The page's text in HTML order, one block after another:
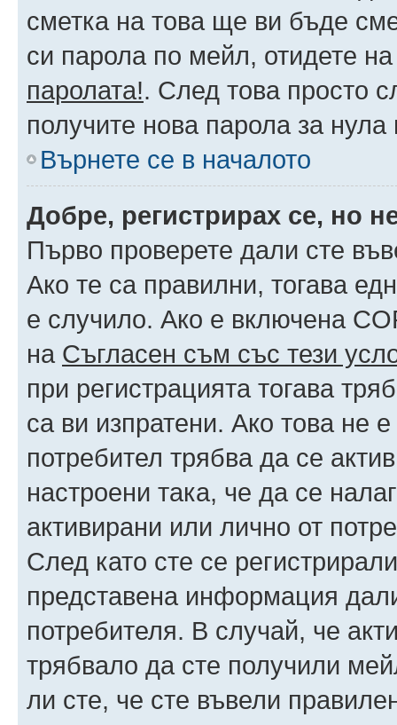
сметка на това ще ви бъде
си парола по мейл, отидете
паролата!. След това просто
получите нова парола за
Върнете се в началото
Добре, регистрирах се, но
Първо проверете дали сте
Ако те са правилни, тогава
е случило. Ако е включена
на Съгласен съм със тези
при регистрацията тогава
са ви изпратени. Ако това не
потребител трябва да се
настроени така, че да се
активирани или лично от
След като сте се
представена информация
потребителя. В случай, че
трябвало да сте получили
ли сте, че сте въвели